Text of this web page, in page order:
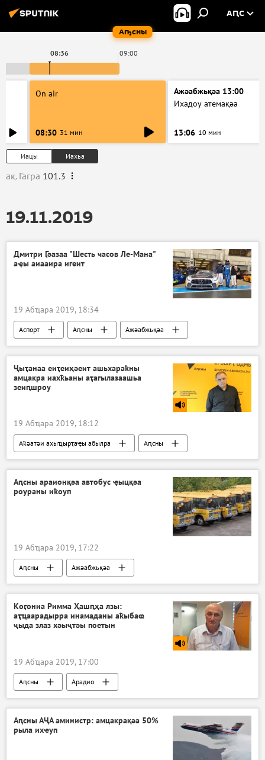
Аҧсны
АԤС
09:00
08:36
On air
08:30 31 мин
Ажәабжьқәа 13:00
Ихадоу атемақәа
13:06 10 мин
Иацы Иахьа
ақ. Гагра 101.3
19.11.2019
Дмитри Ӷәазаа "Шесть часов Ле-Мана"
аҿы аиааира игеит
19 Абҵара 2019, 18:34
Аспорт Аԥсны Ажәабжьқәа
Ҷыҭанаа еиҭеиҳәеит ашьхараҟны
амцакра иахҟьаны аҭагылазаашьа
зеиԥшроу
19 Абҵара 2019, 18:12
Аҟәатәи ахыҵырҭаҿы абылра
Аԥсны
Арадио
Аԥсны араионқәа автобус ҿыцқәа
роураны иҟоуп
19 Абҵара 2019, 17:22
Аԥсны Ажәабжьқәа
Коӷониа Римма Ҳашԥҳа лзы:
аҭҵаарадырра инамаданы аҟыбаҩ
ҷыда злаз хәыҷтәы поетын
19 Абҵара 2019, 17:00
Аԥсны Арадио
Аԥсны АҶА аминистр: амцакрақәа 50%
рыла ихҽуп